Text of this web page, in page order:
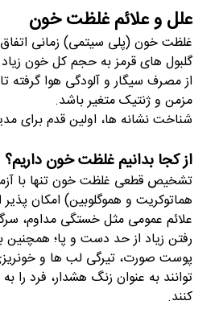
علل و علائم غلظت خون
غلظت خون (پلی سیتمی) زمانی
گلبول های قرمز به حجم کل خون
از مصرف سیگار و آلودگی هوا گرفته
مزمن و ژنتیک متغیر باشد.
شناخت نشانه ها، اولین قدم برای
از کجا بدانیم غلظت خون داریم؟
تشخیص قطعی غلظت خون تنها با
هماتوکریت و هموگلوبین) امکان
علائم عمومی مثل خستگی مداوم،
رفتن زیاد از حد دست و پا؛ همچنین
پوست صورت، تیرگی لب ها و
توانند به عنوان زنگ هشدار، فرد را
کنند.